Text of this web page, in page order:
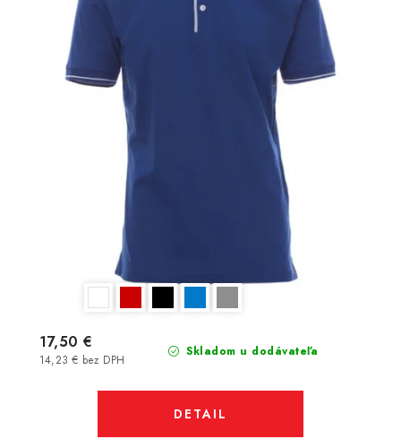
Skladom u dodávateľa
14,23 € bez DPH
17,50 €
DETAIL